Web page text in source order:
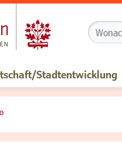
Stadtentwicklung